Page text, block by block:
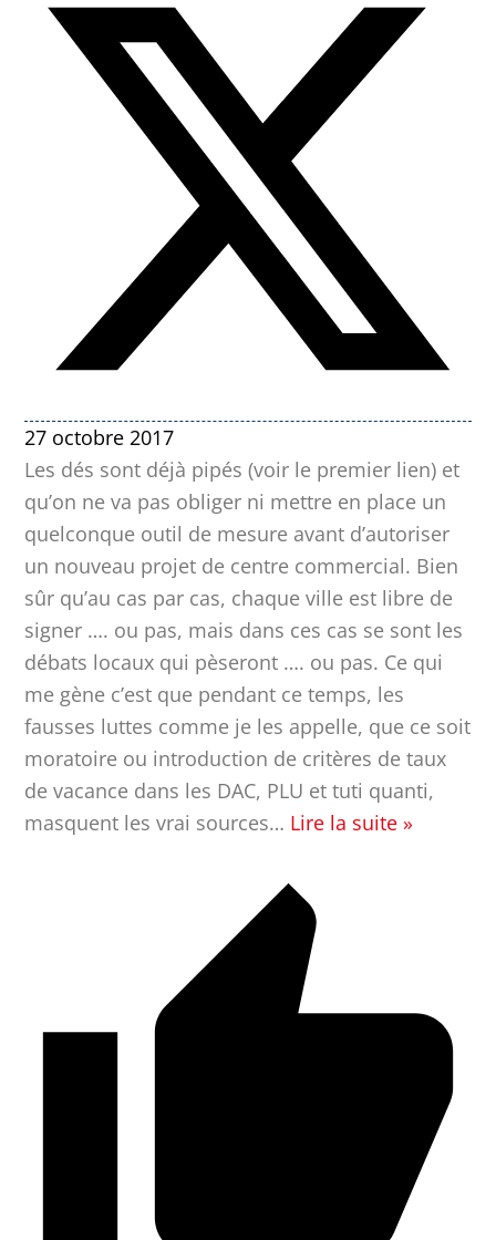
27 octobre 2017
Les dés sont déjà pipés (voir le premier lien) et
qu’on ne va pas obliger ni mettre en place un
quelconque outil de mesure avant d’autoriser
un nouveau projet de centre commercial. Bien
sûr qu’au cas par cas, chaque ville est libre de
signer …. ou pas, mais dans ces cas se sont les
débats locaux qui pèseront …. ou pas. Ce qui
me gène c’est que pendant ce temps, les
fausses luttes comme je les appelle, que ce soit
moratoire ou introduction de critères de taux
de vacance dans les DAC, PLU et tuti quanti,
masquent les vrai sources… Lire la suite »